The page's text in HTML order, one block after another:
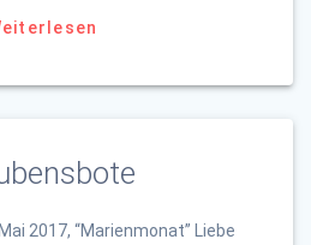
2017, “Marienmonat” Liebe